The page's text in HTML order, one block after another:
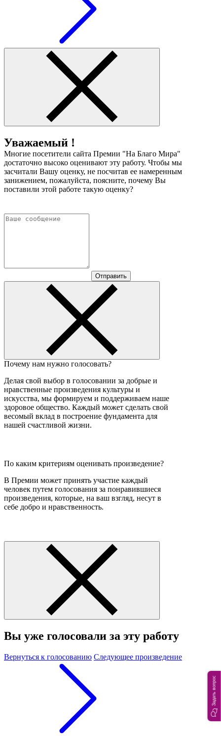
Уважаемый !
Многие посетители сайта Премии "На Благо Мира"
достаточно высоко оценивают эту работу. Чтобы мы
засчитали Вашу оценку, не посчитав ее намеренным
занижением, пожалуйста, поясните, почему Вы
поставили этой работе такую оценку?
Отправить
Почему нам нужно голосовать?
Делая свой выбор в голосовании за добрые и
нравственные произведения культуры и
искусства, мы формируем и поддерживаем наше
здоровое общество. Каждый может сделать свой
весомый вклад в построение фундамента для
нашей счастливой жизни.
По каким критериям оценивать произведение?
В Премии может принять участие каждый
человек путем голосования за понравившиеся
произведения, которые, на ваш взгляд, несут в
себе добро и нравственность.
Вы уже голосовали за эту работу
Вернуться к голосованию Следующее произведение
Задать вопрос